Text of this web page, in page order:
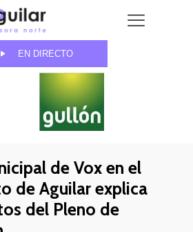
EN DIRECTO
de Vox en el
de Aguilar explica
del Pleno de